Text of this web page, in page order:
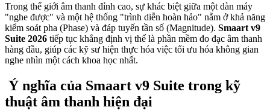
Trong thế giới âm thanh đỉnh cao, sự khác biệt giữa một dàn máy
"nghe được" và một hệ thống "trình diễn hoàn hảo" nằm ở khả năng
kiểm soát pha (Phase) và đáp tuyến tần số (Magnitude). Smaart v9
Suite 2026 tiếp tục khẳng định vị thế là phần mềm đo đạc âm thanh
hàng đầu, giúp các kỹ sư hiện thực hóa việc tối ưu hóa không gian
nghe nhìn một cách khoa học nhất.
Ý nghĩa của Smaart v9 Suite trong kỹ
thuật âm thanh hiện đại